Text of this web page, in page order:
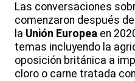
Las conversaciones
comenzaron después
la Unión Europea en
temas incluyendo la
oposición británica a
cloro o carne tratada